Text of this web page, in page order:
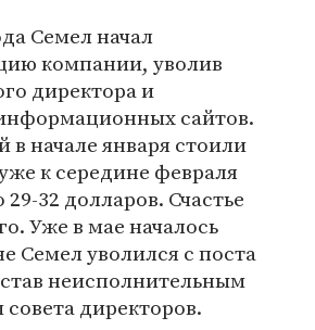
Семел начал
компании, уволив
директора и
сайтов.
начале января стоили
к середине февраля
32 долларов. Счастье
Уже в мае началось
Семел уволился с поста
неисполнительным
директоров.